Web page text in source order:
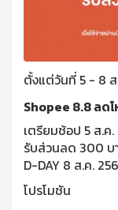
ตั้งแต่วันที่ 5 - 8
Shopee 8.8 ลด
เตรียมช้อป 5 ส.ค
รับส่วนลด 300 บ
D-DAY 8 ส.ค.
บาท เมื่อช้อปครบ
กำหนด โค้ดส่วน
โปรโมชัน